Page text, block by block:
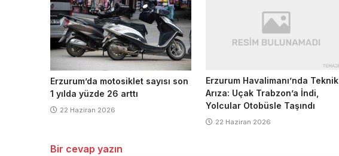
Erzurum’da motosiklet sayısı son
1 yılda yüzde 26 arttı
22 Haziran 2026
Erzurum Havalimanı’nda Teknik
Arıza: Uçak Trabzon’a İndi,
Yolcular Otobüsle Taşındı
22 Haziran 2026
Bir cevap yazın